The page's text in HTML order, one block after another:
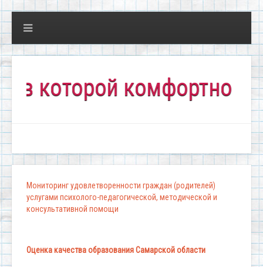
комфортно всем!"
Мониторинг удовлетворенности граждан (родителей)
услугами психолого-педагогической, методической и
консультативной помощи
Оценка качества образования Самарской области